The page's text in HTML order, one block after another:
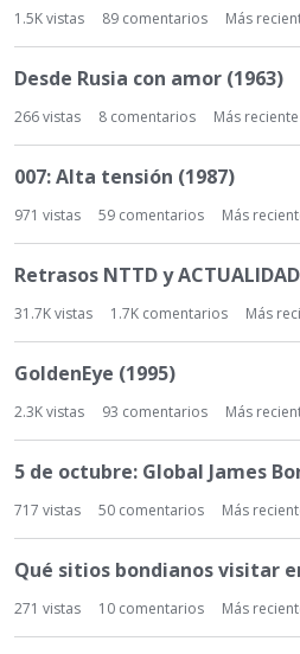
1.5Kvistas 89 comentarios Más
Desde Rusia con amor (1963)
266vistas 8 comentarios Más
007: Alta tensión (1987)
971 vistas 59 comentarios Más
Retrasos NTTD y
31.7Kvistas 1.7K comentarios Más
GoldenEye (1995)
2.3Kvistas 93 comentarios Más
5 de octubre: Global James
717 vistas 50 comentarios Más
Qué sitios bondianos visitar
271 vistas 10 comentarios Más